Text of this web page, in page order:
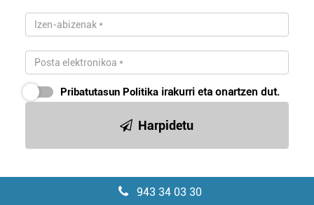
Pribatutasun Politika irakurri eta onartzen dut.
Harpidetu
943 34 03 30